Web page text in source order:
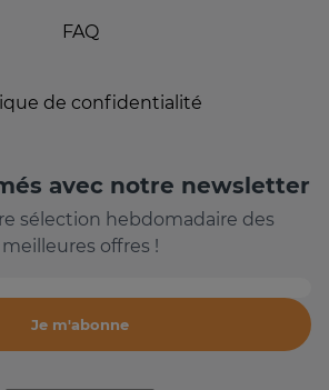
FAQ
de confidentialité
avec notre newsletter
sélection hebdomadaire des
meilleures offres !
Je m'abonne